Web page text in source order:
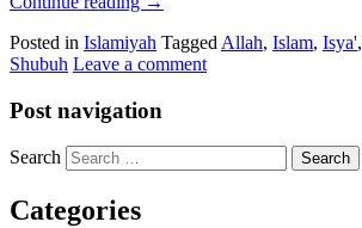
Posted in Islamiyah Tagged Allah, Islam, Isya',
Shubuh Leave a comment
Post navigation
Search
Categories